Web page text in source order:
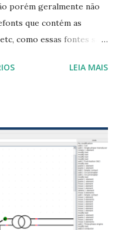
porém geralmente não
que contém as
como essas fontes são
Técnicas (ABNT), exige
o GNU/Linux abra o
sudo apt-get install ttf-
de uso e avance
termos de uso clicando
e veja se as
instaladas. Caso
LEIA MAIS